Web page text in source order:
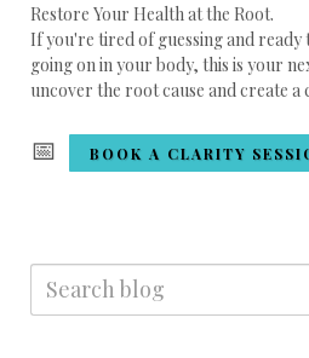
Restore Your Health at the Root.
If you're tired of guessing and
going on in your body, this is your
uncover the root cause and create
📅 BOOK A CLARITY